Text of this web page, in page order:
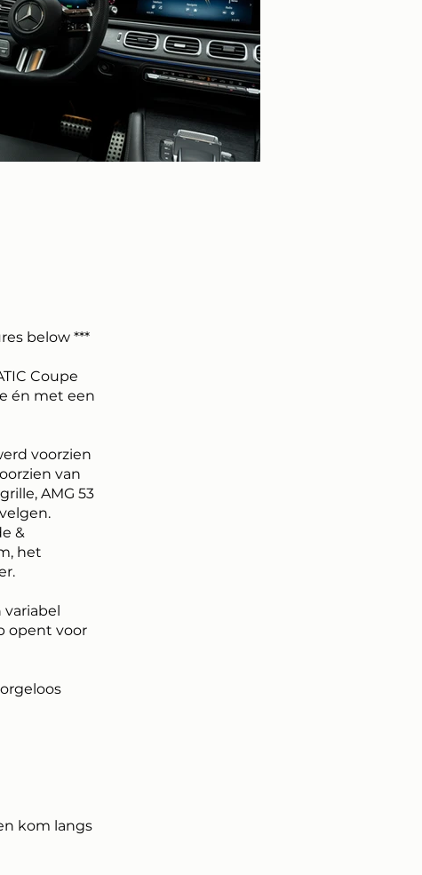
below ***
Coupe
én met een
voorzien
van
AMG 53
&
het
variabel
opent voor
kom langs